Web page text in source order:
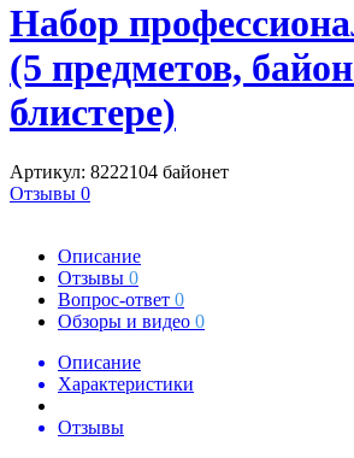
Набор
(5 предметов,
блистере)
Артикул: 8222104 байонет
Отзывы 0
Описание
Отзывы 0
Вопрос-ответ 0
Обзоры и видео 0
Описание
Характеристики
Отзывы